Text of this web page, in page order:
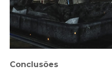
Conclusões